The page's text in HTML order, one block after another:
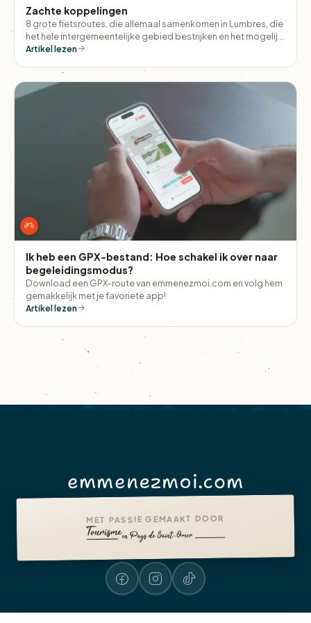
Zachte koppelingen
8 grote fietsroutes, die allemaal samenkomen in Lumbres, die
het hele intergemeentelijke gebied bestrijken en het mogelijk
maken om dorpen met elkaar te verbinden zonder in de auto
Artikel lezen
Ik heb een GPX-bestand: Hoe schakel ik over naar
begeleidingsmodus?
Download een GPX-route van emmenezmoi.com en volg hem
gemakkelijk met je favoriete app!
Artikel lezen
emmenezmoi.com
MET PASSIE GEMAAKT DOOR